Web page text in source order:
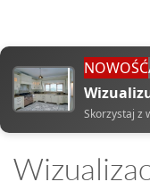
NOWOŚĆ
Skorzystaj z